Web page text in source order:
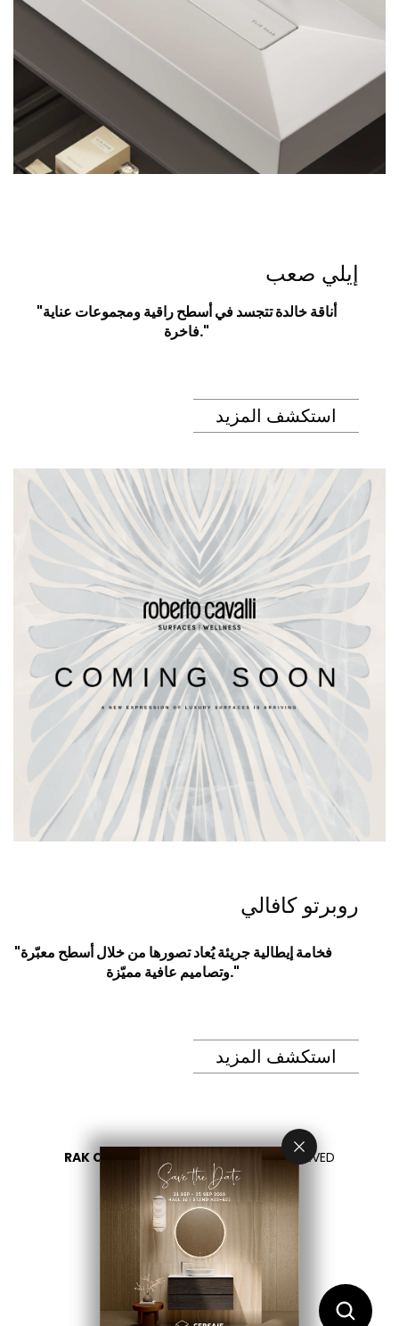
إيلي صعب
"أناقة خالدة تتجسد في أسطح راقية ومجموعات عناية
فاخرة."
استكشف المزيد
روبرتو كافالي
"فخامة إيطالية جريئة يُعاد تصورها من خلال أسطح معبّرة
وتصاميم عافية مميّزة."
استكشف المزيد
RAK CERAMICS 2026 - ALL RIGHTS RESERVED
PRIVACY
CONTACT US
اختر بلدك